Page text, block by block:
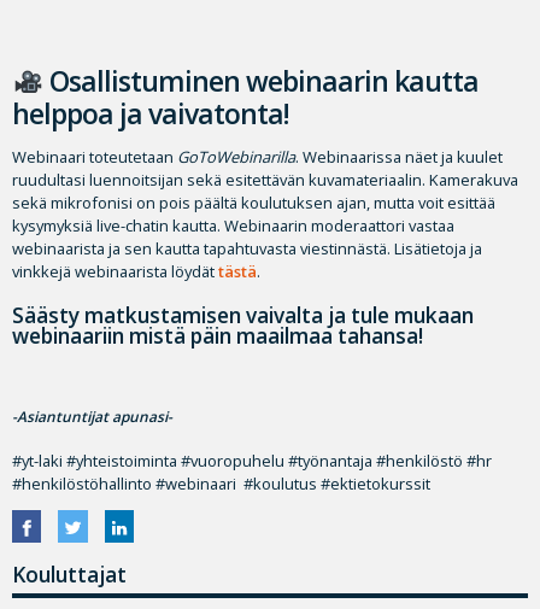
Osallistuminen webinaarin kautta
helppoa ja vaivatonta!
Webinaari toteutetaan GoToWebinarilla. Webinaarissa näet ja kuulet
ruudultasi luennoitsijan sekä esitettävän kuvamateriaalin. Kamerakuva
sekä mikrofonisi on pois päältä koulutuksen ajan, mutta voit esittää
kysymyksiä live-chatin kautta. Webinaarin moderaattori vastaa
webinaarista ja sen kautta tapahtuvasta viestinnästä. Lisätietoja ja
vinkkejä webinaarista löydättästä.
Säästy matkustamisen vaivalta ja tule mukaan
webinaariin mistä päin maailmaa tahansa!
-Asiantuntijat apunasi-
#yt-laki #yhteistoiminta #vuoropuhelu #työnantaja #henkilöstö #hr
#henkilöstöhallinto #webinaari #koulutus #ektietokurssit
Kouluttajat